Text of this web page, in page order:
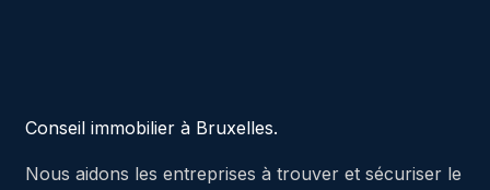
Conseil immobilier à Bruxelles.
Nous aidons les entreprises à trouver et sécuriser le